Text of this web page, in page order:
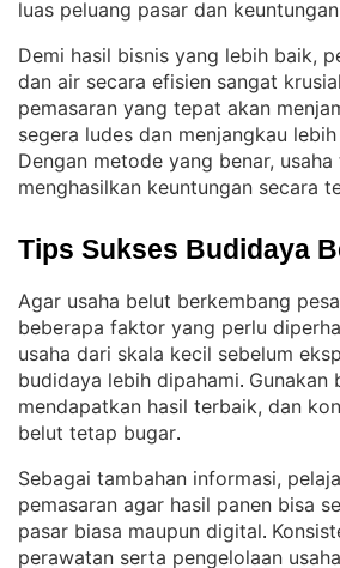
luas peluang pasar dan keuntungan
Demi hasil bisnis yang lebih baik,
dan air secara efisien sangat krusial
pemasaran yang tepat akan
segera ludes dan menjangkau
Dengan metode yang benar,
menghasilkan keuntungan secara
Tips Sukses Budidaya
Agar usaha belut berkembang
beberapa faktor yang perlu
usaha dari skala kecil sebelum
budidaya lebih dipahami. Gunakan
mendapatkan hasil terbaik, dan
belut tetap bugar.
Sebagai tambahan informasi,
pemasaran agar hasil panen bisa
pasar biasa maupun digital.
perawatan serta pengelolaan